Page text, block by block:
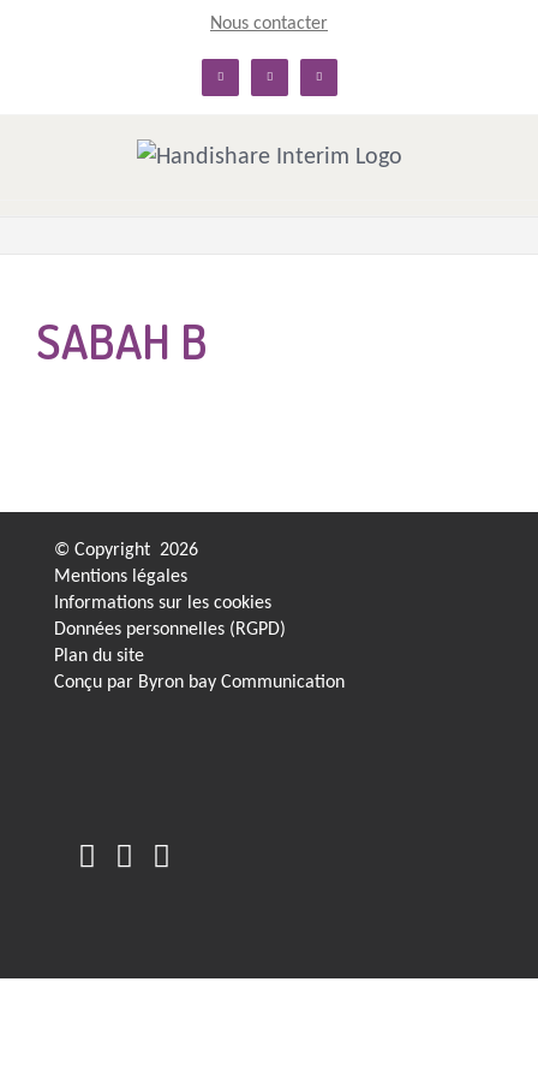
Nous contacter
linkedin facebook twitter
SABAH B
© Copyright 2026
Mentions légales
Informations sur les cookies
Données personnelles (RGPD)
Plan du site
Conçu par Byron bay Communication